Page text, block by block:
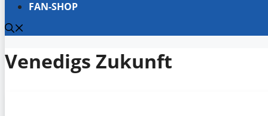
FAN-SHOP
Venedigs Zukunft